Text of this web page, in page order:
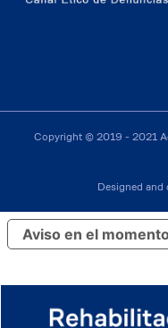
Copyright © 2019 - 2021
Designed and
Aviso en el